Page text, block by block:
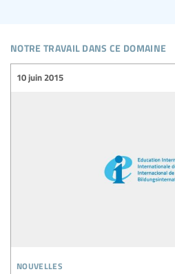
notre travail dans ce domaine
nouvelles
10 juin 2015